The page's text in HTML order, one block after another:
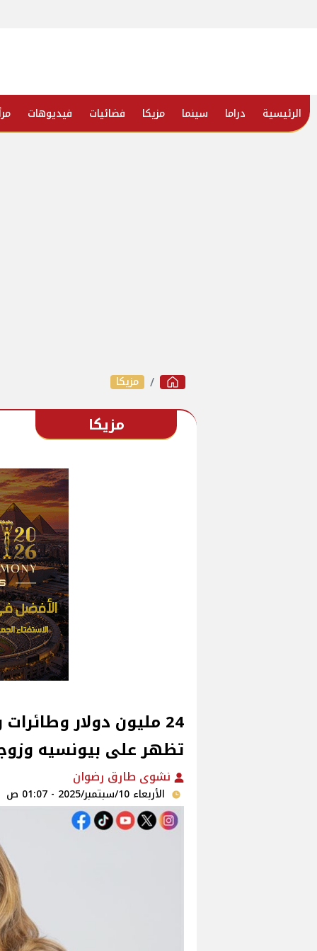
الرئيسية دراما سينما مزيكا فضائيات فيديوهات
مزيكا
مزيكا
24 مليون دولار
تظهر على بيونسيه
نشوى طارق رضوان
الأربعاء 10/سبتمبر/2025 - 01:07 ص